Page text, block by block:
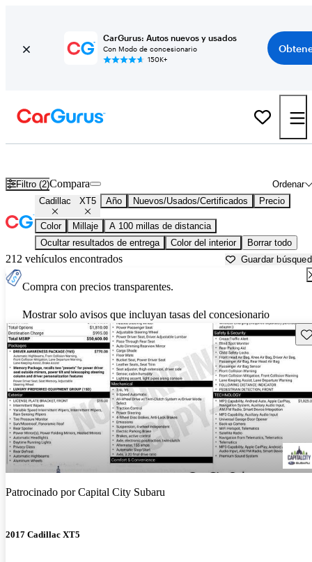
CarGurus: Autos nuevos y usados
Con Modo de concesionario
150K+
Filtro (2) Ordenar
Compara
Cadillac XT5 Año Nuevos/Usados/Certificados Precio
Color Millaje
A 100 millas de distancia
Ocultar resultados de entrega
Color del interior Borrar todo
212 vehículos encontrados Guardar
Compra con precios transparentes.
Mostrar solo avisos que incluyan tasas del concesionario
Patrocinado porCapital City Subaru
2017 Cadillac XT5